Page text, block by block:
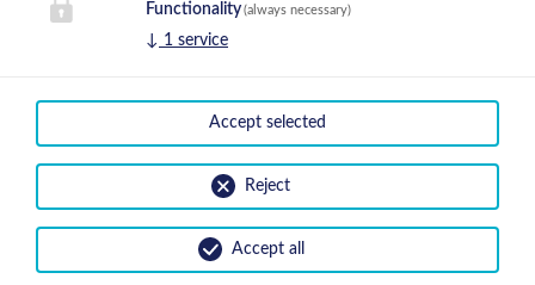
Functionality (always necessary)
↓ 1 service
Reject
Accept selected
Accept all